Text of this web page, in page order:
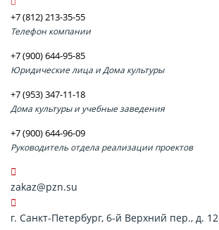
+7 (812) 213-35-55
Телефон компании
+7 (900) 644-95-85
Юридические лица и Дома культуры
+7 (953) 347-11-18
Дома культуры и учебные заведения
+7 (900) 644-96-09
Руководитель отдела реализации проектов
zakaz@pzn.su
г. Санкт-Петербург, 6-й Верхний пер., д. 12